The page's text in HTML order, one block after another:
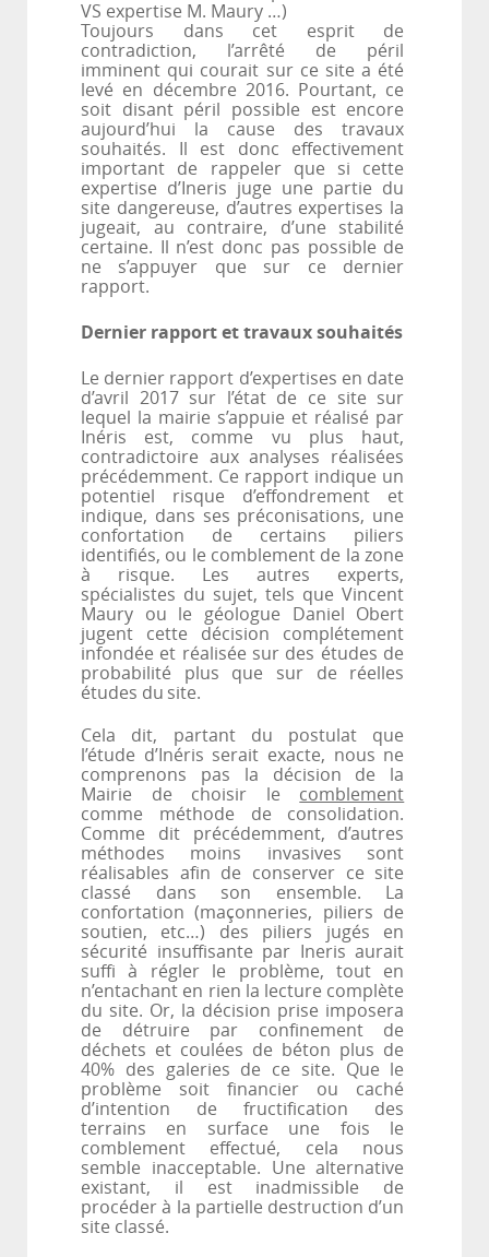
VS expertise M. Maury …)
Toujours dans cet esprit de
contradiction, l’arrêté de péril
imminent qui courait sur ce site a été
levé en décembre 2016. Pourtant, ce
soit disant péril possible est encore
aujourd’hui la cause des travaux
souhaités. Il est donc effectivement
important de rappeler que si cette
expertise d’Ineris juge une partie du
site dangereuse, d’autres expertises la
jugeait, au contraire, d’une stabilité
certaine. Il n’est donc pas possible de
ne s’appuyer que sur ce dernier
rapport.
Dernier rapport et travaux souhaités
Le dernier rapport d’expertises en date
d’avril 2017 sur l’état de ce site sur
lequel la mairie s’appuie et réalisé par
Inéris est, comme vu plus haut,
contradictoire aux analyses réalisées
précédemment. Ce rapport indique un
potentiel risque d’effondrement et
indique, dans ses préconisations, une
confortation de certains piliers
identifiés, ou le comblement de la zone
à risque. Les autres experts,
spécialistes du sujet, tels que Vincent
Maury ou le géologue Daniel Obert
jugent cette décision complétement
infondée et réalisée sur des études de
probabilité plus que sur de réelles
études du site.
Cela dit, partant du postulat que
l’étude d’Inéris serait exacte, nous ne
comprenons pas la décision de la
Mairie de choisir le comblement
comme méthode de consolidation.
Comme dit précédemment, d’autres
méthodes moins invasives sont
réalisables afin de conserver ce site
classé dans son ensemble. La
confortation (maçonneries, piliers de
soutien, etc…) des piliers jugés en
sécurité insuffisante par Ineris aurait
suffi à régler le problème, tout en
n’entachant en rien la lecture complète
du site. Or, la décision prise imposera
de détruire par confinement de
déchets et coulées de béton plus de
40% des galeries de ce site. Que le
problème soit financier ou caché
d’intention de fructification des
terrains en surface une fois le
comblement effectué, cela nous
semble inacceptable. Une alternative
existant, il est inadmissible de
procéder à la partielle destruction d’un
site classé.